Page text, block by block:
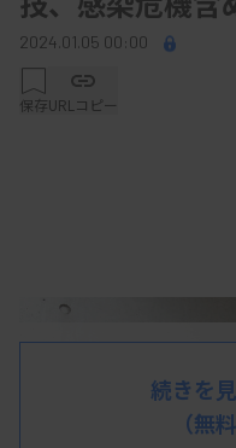
2024.01.05 00:00
保存URLコピー
続きを
（無